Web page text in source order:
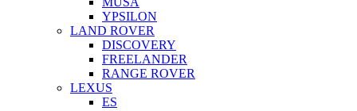
YPSILON
LAND ROVER
DISCOVERY
FREELANDER
RANGE ROVER
LEXUS
ES